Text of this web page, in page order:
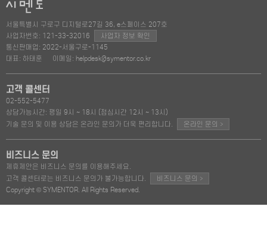
서울특별시 구로구 디지털로27길 36, e스페이스 207호
사업자번호: 121-33-32016
사업자 정보 확인
통신판매업: 2022-서울구로-1145
대표: 하태훈
이메일: helpdesk@symentor.co.kr
고객 콜센터
02-552-5477
상담가능시간: 평일 9시 ~ 18시 (점심시간 12시 ~ 13시)
기술 문의 및 이용 상담은 온라인 문의가 더욱 편리합니다.
온라인 문의 >
비즈니스 문의
제휴제안은 비즈니스 문의를 이용해주세요.
고객 콜센터로는 비즈니스 문의가 불가능합니다.
비즈니스 문의 >
Copyright © SYMENTOR. All Rights Reserved.